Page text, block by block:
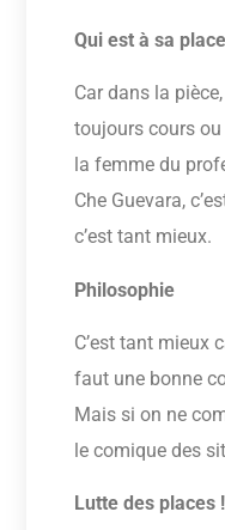
Qui est à sa
Car dans la
toujours cours ou
la femme du
Che Guevara,
c’est tant mieux.
Philosophie
C’est tant mieux
faut une bonne
Mais si on ne
le comique des
Lutte des places !